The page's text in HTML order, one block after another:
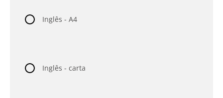
Inglês - A4
Inglês - carta